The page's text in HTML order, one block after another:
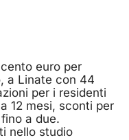
euro per
a Linate con 44
per i residenti
12 mesi, sconti per
a due.
nello studio